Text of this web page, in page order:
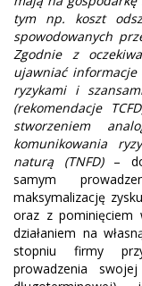
tym np. koszt
spowodowanych
Zgodnie z
ujawniać informacje
ryzykami i
(rekomendacje
stworzeniem
komunikowania
naturą (TNFD)–
samym
maksymalizację
oraz z pominięciem
działaniem na
stopniu firmy
prowadzenia